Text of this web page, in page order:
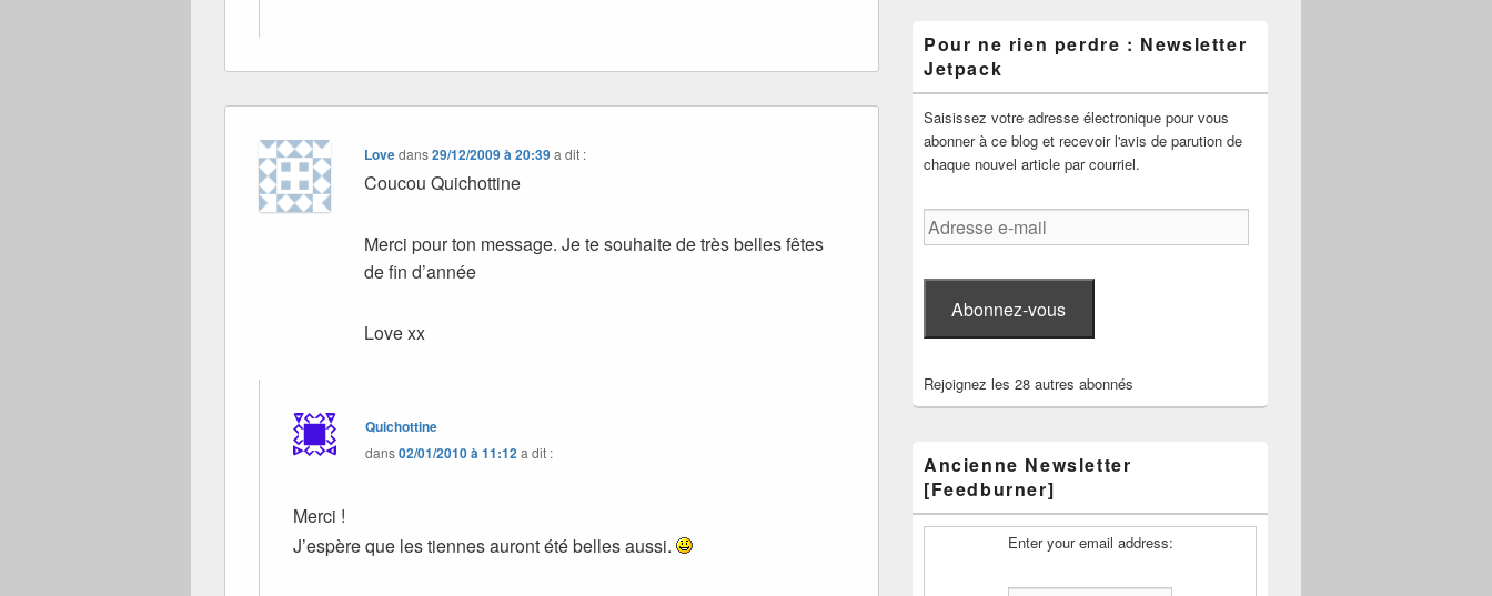
Lovedans29/12/2009 à 20:39a dit :
Coucou Quichottine
Merci pour ton message. Je te souhaite de très belles fêtes
de fin d’année
Love xx
Quichottine
dans02/01/2010 à 11:12a dit :
Merci !
J’espère que les tiennes auront été belles aussi.
Pour ne rien perdre : Newsletter
Jetpack
Saisissez votre adresse électronique pour vous
abonner à ce blog et recevoir l'avis de parution de
chaque nouvel article par courriel.
Adresse
e-
Abonnez-vous
Rejoignez les 28 autres abonnés
Ancienne Newsletter
[Feedburner]
Enter your email address: